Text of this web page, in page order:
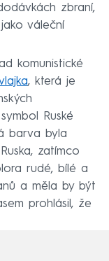
zbraní,
váleční
komunistické
, která je
Ruské
barva byla
zatímco
rudé, bílé a
a měla by být
prohlásil, že